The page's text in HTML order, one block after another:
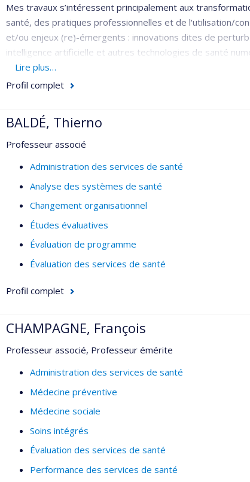
Mes travaux s’intéressent principalement aux
santé, des pratiques professionnelles et de l'utilisation/
et/ou enjeux (re)-émergents : innovations dites de
intelligence artificielle et autres technologies de santé
antimicrobiens, transition écologique).
J’œuvre dans l’évaluation stratégique des projets
succès, pérennité et mise à l’échelle.
Pour la liste complète de mes publications, voir mon Google
user=cbCBtRYAAAAJ&hl=fr&oi=ao)
Lire plus…
Profil complet
BALDÉ, Thierno
Professeur associé
Administration des services de santé
Analyse des systèmes de santé
Changement organisationnel
Études évaluatives
Évaluation de programme
Évaluation des services de santé
Profil complet
CHAMPAGNE, François
Professeur associé, Professeur émérite
Administration des services de santé
Médecine préventive
Médecine sociale
Soins intégrés
Évaluation des services de santé
Performance des services de santé